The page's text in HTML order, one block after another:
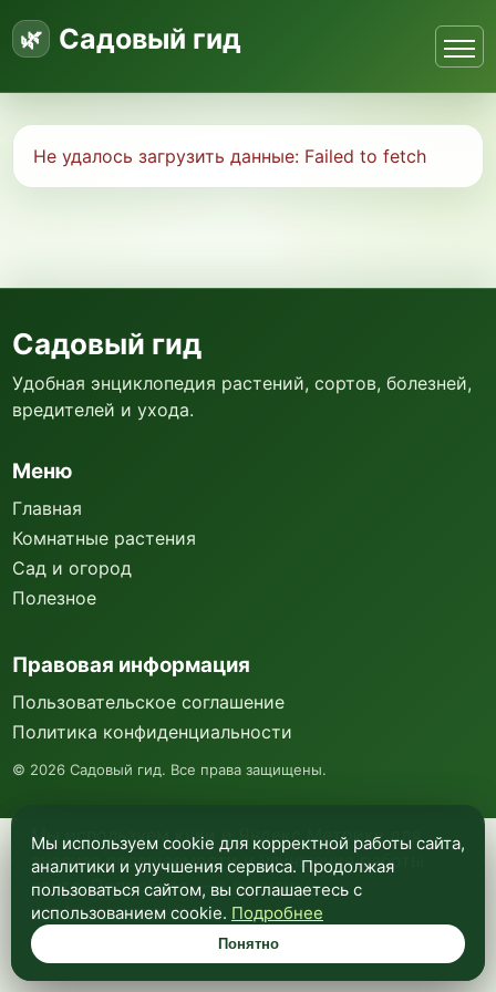
Садовый гид
Не удалось загрузить данные: Failed to fetch
Мы используем куки и Яндекс Метрику для
анализа посещаемости и улучшения работы
сайта. Подробнее —в политике
конфиденциальности.
Понятно
Садовый гид
Удобная энциклопедия растений, сортов, болезней,
вредителей и ухода.
Меню
Главная
Комнатные растения
Сад и огород
Полезное
Правовая информация
Пользовательское соглашение
Политика конфиденциальности
© 2026 Садовый гид. Все права защищены.
Мы используем cookie для корректной работы сайта,
аналитики и улучшения сервиса. Продолжая
пользоваться сайтом, вы соглашаетесь с
использованием cookie. Подробнее
Понятно